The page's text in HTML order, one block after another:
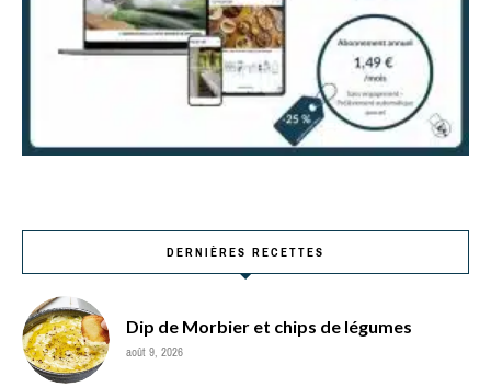
DERNIÈRES RECETTES
Dip de Morbier et chips de légumes
août 9, 2026